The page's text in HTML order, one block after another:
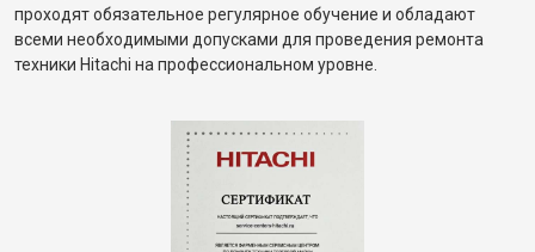
проходят обязательное регулярное обучение и обладают
всеми необходимыми допусками для проведения ремонта
техники Hitachi на профессиональном уровне.